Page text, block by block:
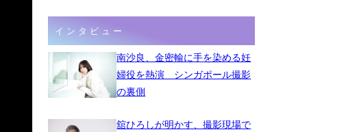
インタビュー
南沙良、金密輸に手を染める妊
婦役を熱演 シンガポール撮影
の裏側
舘ひろしが明かす、撮影現場で